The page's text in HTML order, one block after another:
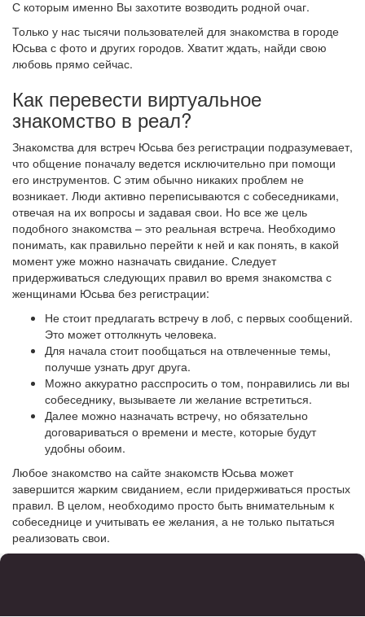
С которым именно Вы захотите возводить родной очаг.
Только у нас тысячи пользователей для знакомства в городе
Юсьва с фото и других городов. Хватит ждать, найди свою
любовь прямо сейчас.
Как перевести виртуальное
знакомство в реал?
Знакомства для встреч Юсьва без регистрации подразумевает,
что общение поначалу ведется исключительно при помощи
его инструментов. С этим обычно никаких проблем не
возникает. Люди активно переписываются с собеседниками,
отвечая на их вопросы и задавая свои. Но все же цель
подобного знакомства – это реальная встреча. Необходимо
понимать, как правильно перейти к ней и как понять, в какой
момент уже можно назначать свидание. Следует
придерживаться следующих правил во время знакомства с
женщинами Юсьва без регистрации:
Не стоит предлагать встречу в лоб, с первых сообщений.
Это может оттолкнуть человека.
Для начала стоит пообщаться на отвлеченные темы,
получше узнать друг друга.
Можно аккуратно расспросить о том, понравились ли вы
собеседнику, вызываете ли желание встретиться.
Далее можно назначать встречу, но обязательно
договариваться о времени и месте, которые будут
удобны обоим.
Любое знакомство на сайте знакомств Юсьва может
завершится жарким свиданием, если придерживаться простых
правил. В целом, необходимо просто быть внимательным к
собеседнице и учитывать ее желания, а не только пытаться
реализовать свои.